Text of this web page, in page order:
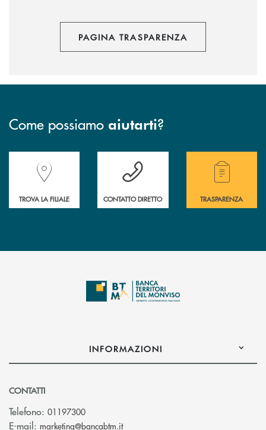
PAGINA TRASPARENZA
Come possiamo aiutarti?
Accedi all' elenco completo delle filiali della Banca.
TROVA LA FILIALE
Hai bisogno di assistenza immediata?
CONTATTO DIRETTO
Hai bisogno di
TRASPARENZA
INFORMAZIONI
CONTATTI
Telefono: 01197300
E-mail: marketing@bancabtm.it(si apre l’app di posta elettronica)